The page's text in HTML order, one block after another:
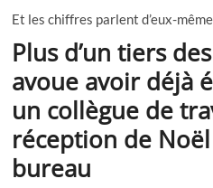
Et les chiffres parlent d’eux-
Plus d’un tiers
avoue avoir déjà
un collègue de
réception de
bureau